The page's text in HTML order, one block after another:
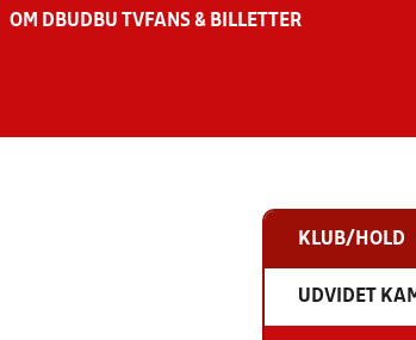
OM DBU DBU TV FANS & BILLETTER
KLUB/HOLD
UDVIDET